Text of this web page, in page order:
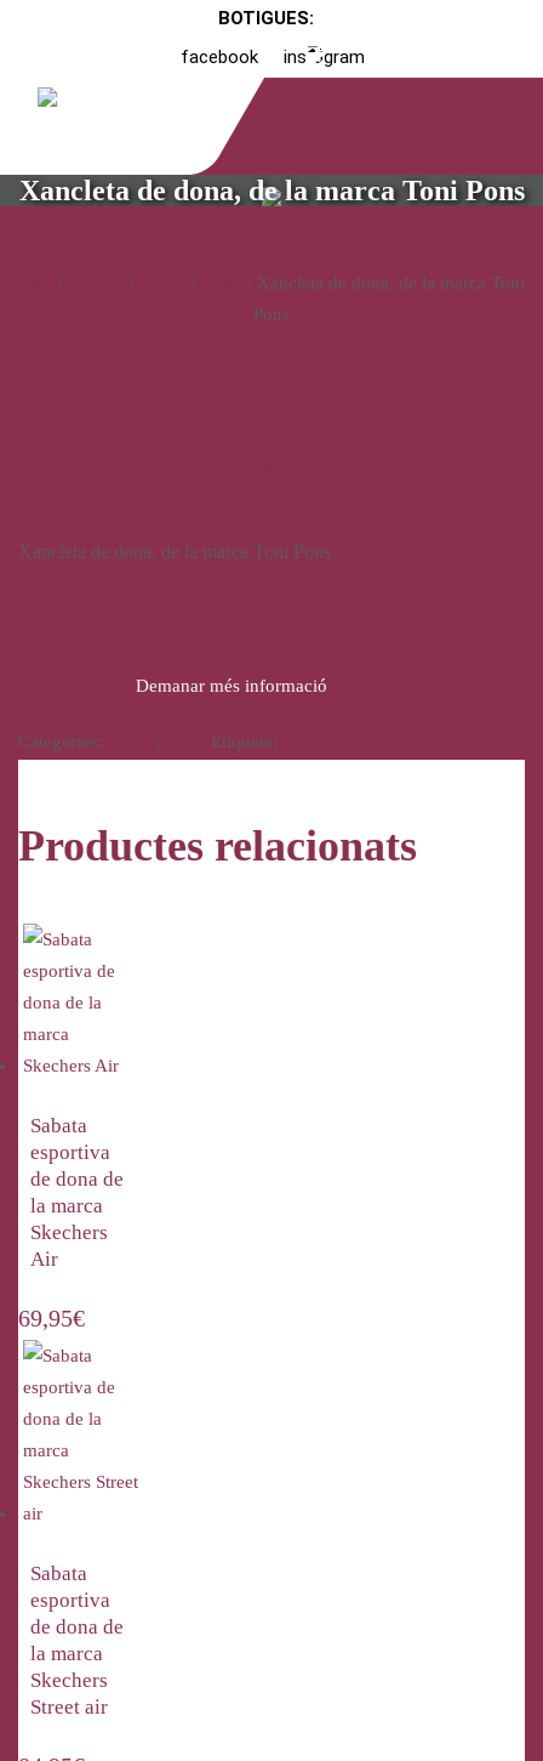
BOTIGUES:
facebook
instagram
Xancleta de dona, de la marca Toni Pons
/ / /
/ Xancleta de dona, de la marca Toni
Pons
Xancleta de dona, de la marca Toni Pons
Demanar més informació
Categories: , Etiqueta:
Productes relacionats
Sabata
esportiva
de dona de
la marca
Skechers
Air
69,95€
Sabata
esportiva
de dona de
la marca
Skechers
Street air